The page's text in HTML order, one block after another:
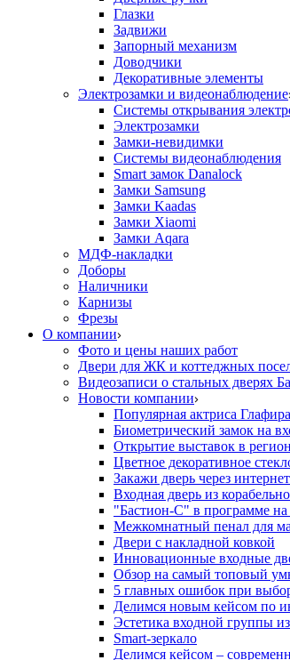
Глазки
Задвижи
Запорный механизм
Доводчики
Декоративные элементы
Электрозамки и видеонаблюдение
Системы открывания
Электрозамки
Замки-невидимки
Системы видеонаблюдения
Smart замок Danalock
Замки Samsung
Замки Kaadas
Замки Xiaomi
Замки Aqara
МДФ-накладки
Доборы
Наличники
Карнизы
Фрезы
О компании
Фото и цены наших работ
Двери для ЖК и коттеджных
Видеозаписи о стальных дверях
Новости компании
Популярная актриса
Биометрический замок на
Открытие выставок в
Цветное декоративное
Закажи дверь через
Входная дверь из
"Бастион-С" в программе
Межкомнатный пенал для
Двери с накладной ковкой
Инновационные входные
Обзор на самый топовый
5 главных ошибок при
Делимся новым кейсом по
Эстетика входной группы
Smart-зеркало
Делимся кейсом –